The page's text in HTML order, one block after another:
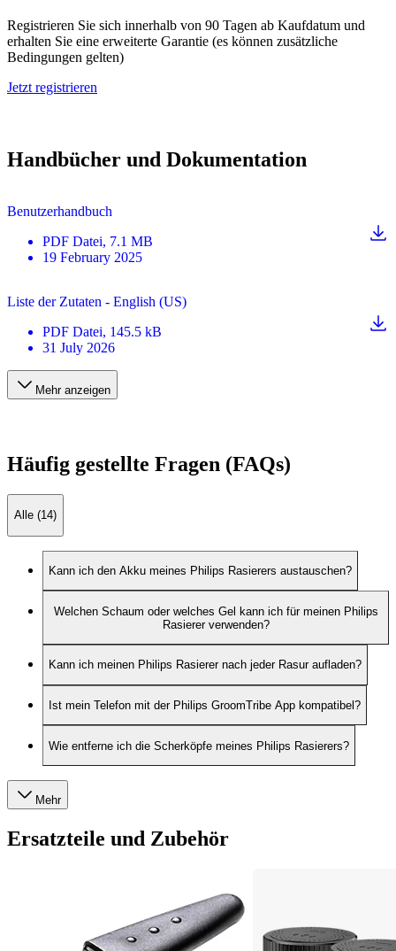
Registrieren Sie sich innerhalb von 90 Tagen ab Kaufdatum und
erhalten Sie eine erweiterte Garantie (es können zusätzliche
Bedingungen gelten)
Jetzt registrieren
Handbücher und Dokumentation
Benutzerhandbuch
PDF Datei, 7.1 MB
19 February 2025
Liste der Zutaten - English (US)
PDF Datei, 145.5 kB
31 July 2026
Mehr anzeigen
Häufig gestellte Fragen (FAQs)
Alle (14)
Kann ich den Akku meines Philips Rasierers austauschen?
Welchen Schaum oder welches Gel kann ich für meinen Philips
Rasierer verwenden?
Kann ich meinen Philips Rasierer nach jeder Rasur aufladen?
Ist mein Telefon mit der Philips GroomTribe App kompatibel?
Wie entferne ich die Scherköpfe meines Philips Rasierers?
Mehr
Ersatzteile und Zubehör